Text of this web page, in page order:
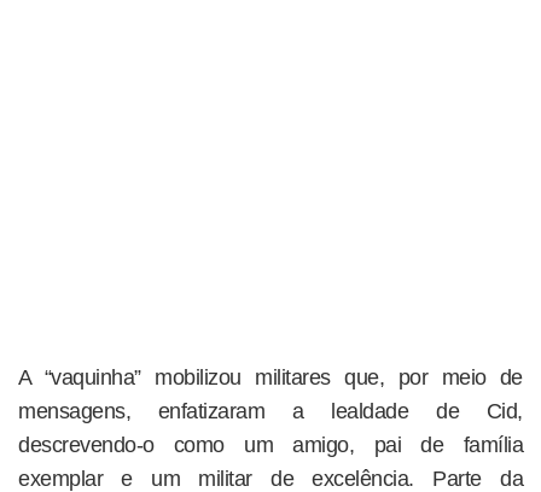
A “vaquinha” mobilizou militares que, por meio de
mensagens, enfatizaram a lealdade de Cid,
descrevendo-o como um amigo, pai de família
exemplar e um militar de excelência. Parte da